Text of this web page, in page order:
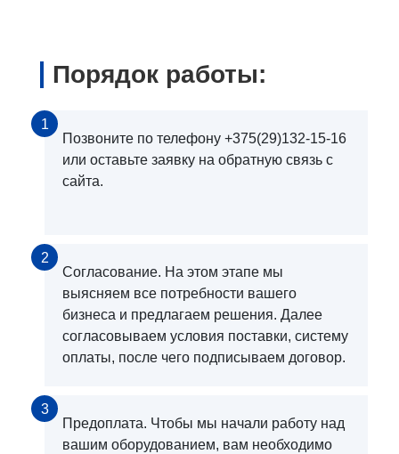
Порядок работы:
1
Позвоните по телефону +375(29)132-15-16
или оставьте заявку на обратную связь с
сайта.
2
Согласование. На этом этапе мы
выясняем все потребности вашего
бизнеса и предлагаем решения. Далее
согласовываем условия поставки, систему
оплаты, после чего подписываем договор.
3
Предоплата. Чтобы мы начали работу над
вашим оборудованием, вам необходимо